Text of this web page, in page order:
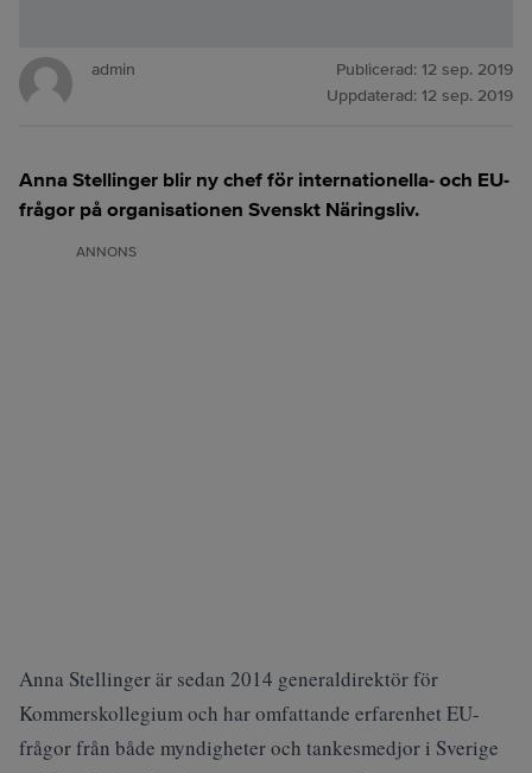
admin Publicerad: 12 sep. 2019
Uppdaterad: 12 sep. 2019
Anna Stellinger blir ny chef för internationella- och EU-
frågor på organisationen Svenskt Näringsliv.
ANNONS
Anna Stellinger är sedan 2014 generaldirektör för
Kommerskollegium och har omfattande erfarenhet EU-
frågor från både myndigheter och tankesmedjor i Sverige